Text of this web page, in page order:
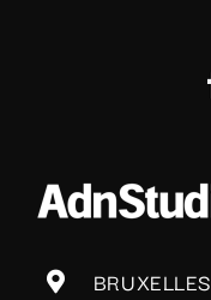
BRUXELLES